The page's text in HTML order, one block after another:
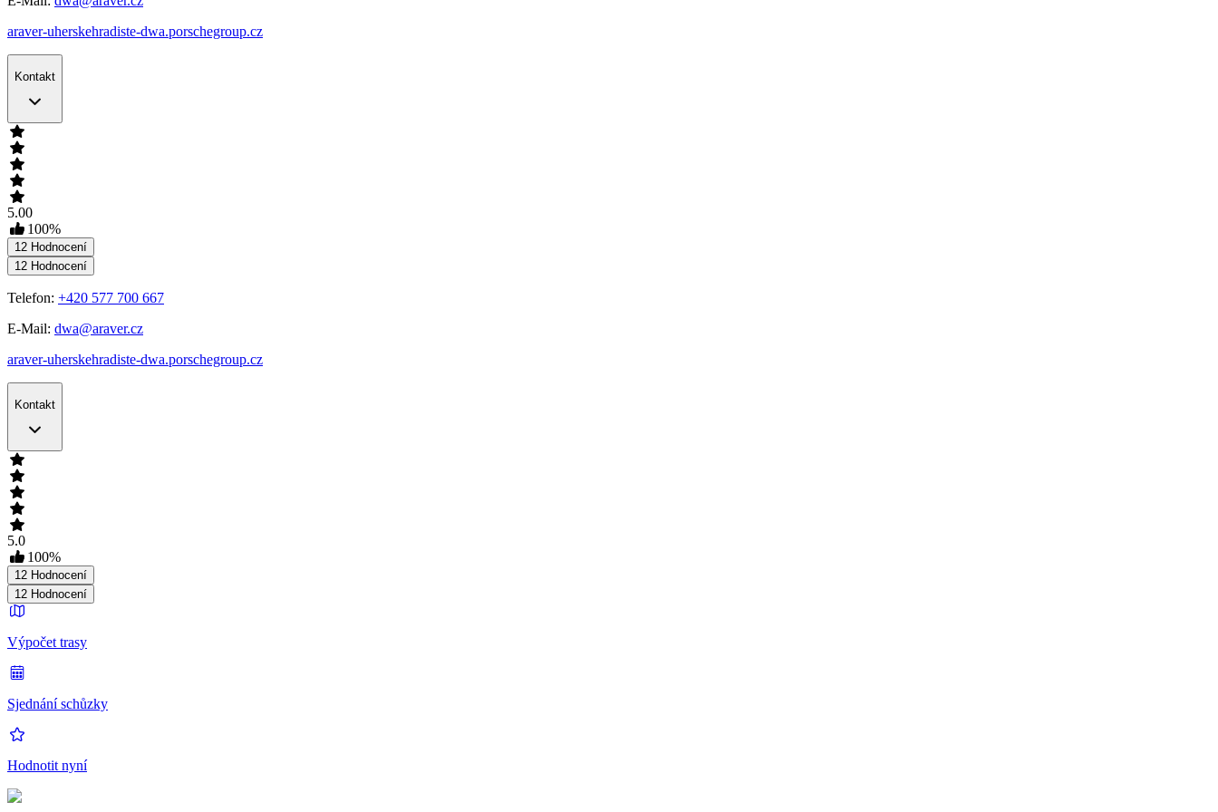
araver-uherskehradiste-dwa.porschegroup.cz
Kontakt
5.00
100%
12 Hodnocení
12 Hodnocení
Telefon: +420 577 700 667
E-Mail: dwa@araver.cz
araver-uherskehradiste-dwa.porschegroup.cz
Kontakt
5.0
100%
12 Hodnocení
12 Hodnocení
Výpočet trasy
Sjednání schůzky
Hodnotit nyní